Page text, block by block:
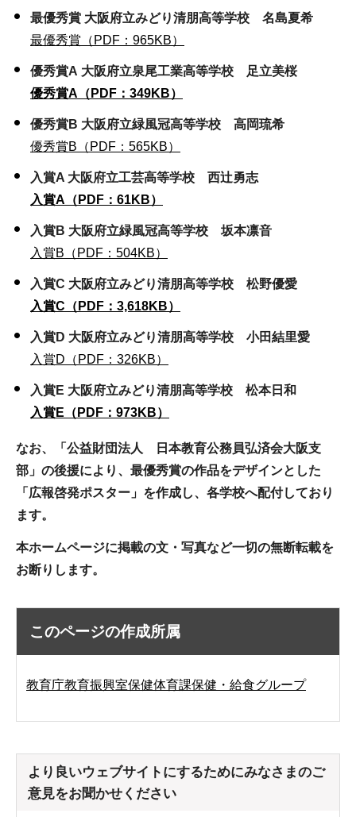
最優秀賞 大阪府立みどり清朋高等学校 名島夏希
最優秀賞（PDF：965KB）
優秀賞A 大阪府立泉尾工業高等学校 足立美桜
優秀賞A（PDF：349KB）
優秀賞B 大阪府立緑風冠高等学校 高岡琉希
優秀賞B（PDF：565KB）
入賞A 大阪府立工芸高等学校 西辻勇志
入賞A（PDF：61KB）
入賞B 大阪府立緑風冠高等学校 坂本凛音
入賞B（PDF：504KB）
入賞C 大阪府立みどり清朋高等学校 松野優愛
入賞C（PDF：3,618KB）
入賞D 大阪府立みどり清朋高等学校 小田結里愛
入賞D（PDF：326KB）
入賞E 大阪府立みどり清朋高等学校 松本日和
入賞E（PDF：973KB）
なお、「公益財団法人 日本教育公務員弘済会大阪支
部」の後援により、最優秀賞の作品をデザインとした
「広報啓発ポスター」を作成し、各学校へ配付しており
ます。
本ホームページに掲載の文・写真など一切の無断転載を
お断りします。
このページの作成所属
教育庁教育振興室保健体育課保健・給食グループ
より良いウェブサイトにするためにみなさまのご
意見をお聞かせください